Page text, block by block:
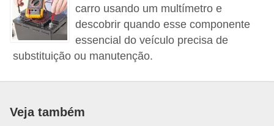
carro usando um multímetro e
descobrir quando esse componente
essencial do veículo precisa de
substituição ou manutenção.
Veja também
o
p
i
o
a